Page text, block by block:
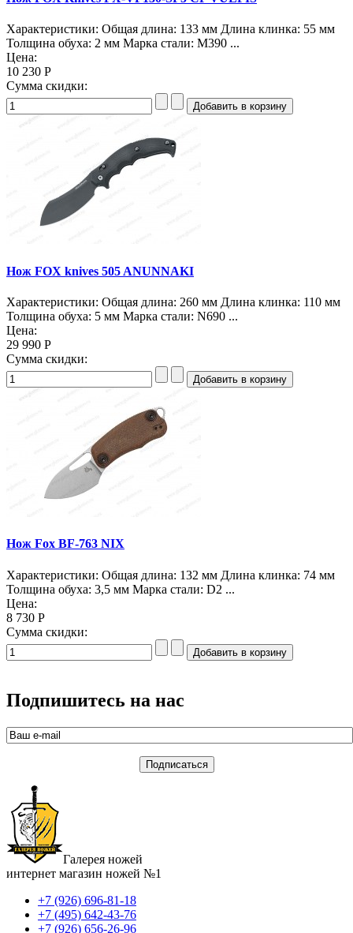
Характеристики: Общая длина: 133 мм Длина клинка: 55 мм
Толщина обуха: 2 мм Марка стали: M390 ...
Цена:
10 230 Р
Сумма скидки:
Нож FOX knives 505 ANUNNAKI
Характеристики: Общая длина: 260 мм Длина клинка: 110 мм
Толщина обуха: 5 мм Марка стали: N690 ...
Цена:
29 990 Р
Сумма скидки:
Нож Fox BF-763 NIX
Характеристики: Общая длина: 132 мм Длина клинка: 74 мм
Толщина обуха: 3,5 мм Марка стали: D2 ...
Цена:
8 730 Р
Сумма скидки:
Подпишитесь на нас
Галерея ножей
интернет магазин ножей №1
+7 (926) 696-81-18
+7 (495) 642-43-76
+7 (926) 656-26-96